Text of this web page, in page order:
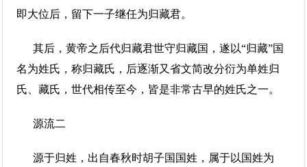
即大位后，留下一子继任为归藏君。
其后，黄帝之后代归藏君世守归藏国，遂以“归藏”国
名为姓氏，称归藏氏，后逐渐又省文简改分衍为单姓归
氏、藏氏，世代相传至今，皆是非常古早的姓氏之一。
源流二
源于归姓，出自春秋时胡子国国姓，属于以国姓为